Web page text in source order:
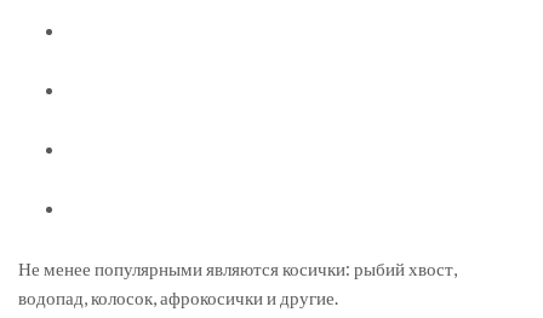
Не менее популярными являются косички: рыбий хвост,
водопад, колосок, афрокосички и другие.